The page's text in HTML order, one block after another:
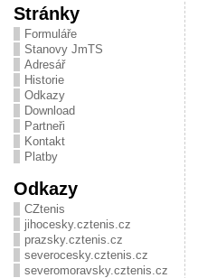
Stránky
Formuláře
Stanovy JmTS
Adresář
Historie
Odkazy
Download
Partneři
Kontakt
Platby
Odkazy
CZtenis
jihocesky.cztenis.cz
prazsky.cztenis.cz
severocesky.cztenis.cz
severomoravsky.cztenis.cz